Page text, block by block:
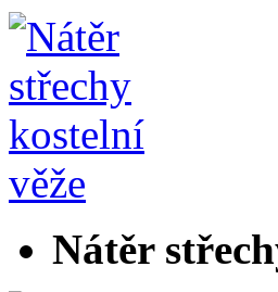
Nátěr